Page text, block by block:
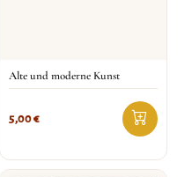
Alte und moderne Kunst
5,00€